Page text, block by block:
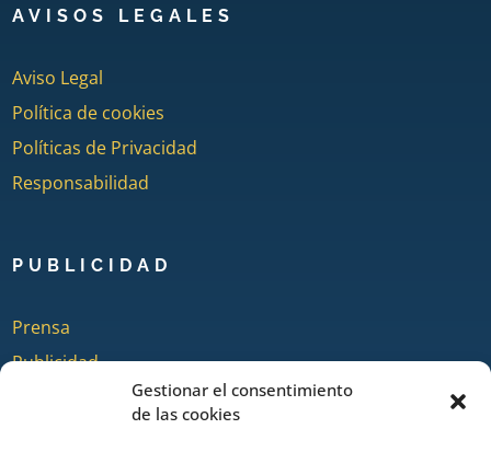
Gestionar el consentimiento
de las cookies
AVISOS LEGALES
Aviso Legal
Política de cookies
Políticas de Privacidad
Responsabilidad
PUBLICIDAD
Prensa
Publicidad
Quienes somos